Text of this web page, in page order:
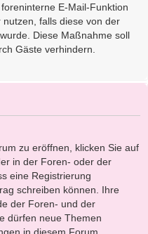
E-Mail-Funktion
falls diese von der
Diese Maßnahme soll
Gäste verhindern.
zu eröffnen, klicken Sie auf
in der Foren- oder der
eine Registrierung
schreiben können. Ihre
der Foren- und der
dürfen neue Themen
in diesem Forum